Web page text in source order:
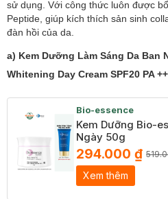
sử dụng. Với công thức luôn được
Peptide, giúp kích thích sản sinh
đàn hồi của da.
a) Kem Dưỡng Làm Sáng Da Ban
Whitening Day Cream SPF20 PA ++
Bio-essence
Kem Dưỡng Bio-
Ngày 50g
294.000 ₫
Xem thêm